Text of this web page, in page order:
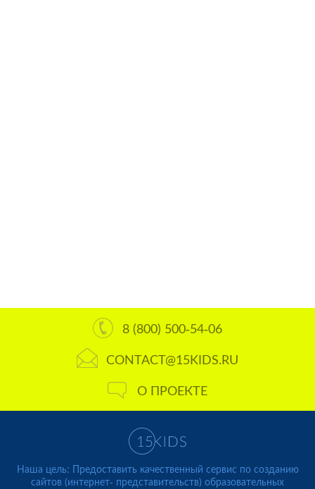
8 (800) 500-54-06
CONTACT@15KIDS.RU
О ПРОЕКТЕ
Наша цель: Предоставить качественный сервис по созданию
сайтов (интернет- представительств) образовательных